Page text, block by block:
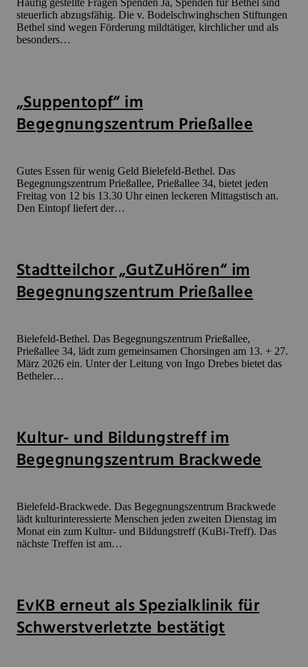
Häufig gestellte Fragen Spenden Ja, Spenden für Bethel sind
steuerlich abzugsfähig. Die v. Bodelschwinghschen Stiftungen
Bethel sind wegen Förderung mildtätiger, kirchlicher und als
besonders…
„Suppentopf“ im
Begegnungszentrum Prießallee
Gutes Essen für wenig Geld Bielefeld-Bethel. Das
Begegnungszentrum Prießallee, Prießallee 34, bietet jeden
Freitag von 12 bis 13.30 Uhr einen leckeren Mittagstisch an.
Den Eintopf liefert der…
Stadtteilchor „GutZuHören“ im
Begegnungszentrum Prießallee
Bielefeld-Bethel. Das Begegnungszentrum Prießallee,
Prießallee 34, lädt zum gemeinsamen Chorsingen am 13. + 27.
März 2026 ein. Unter der Leitung von Ingo Drebes bietet das
Betheler…
Kultur- und Bildungstreff im
Begegnungszentrum Brackwede
Bielefeld-Brackwede. Das Begegnungszentrum Brackwede
lädt kulturinteressierte Menschen jeden zweiten Dienstag im
Monat ein zum Kultur- und Bildungstreff (KuBi-Treff). Das
nächste Treffen ist am…
EvKB erneut als Spezialklinik für
Schwerstverletzte bestätigt